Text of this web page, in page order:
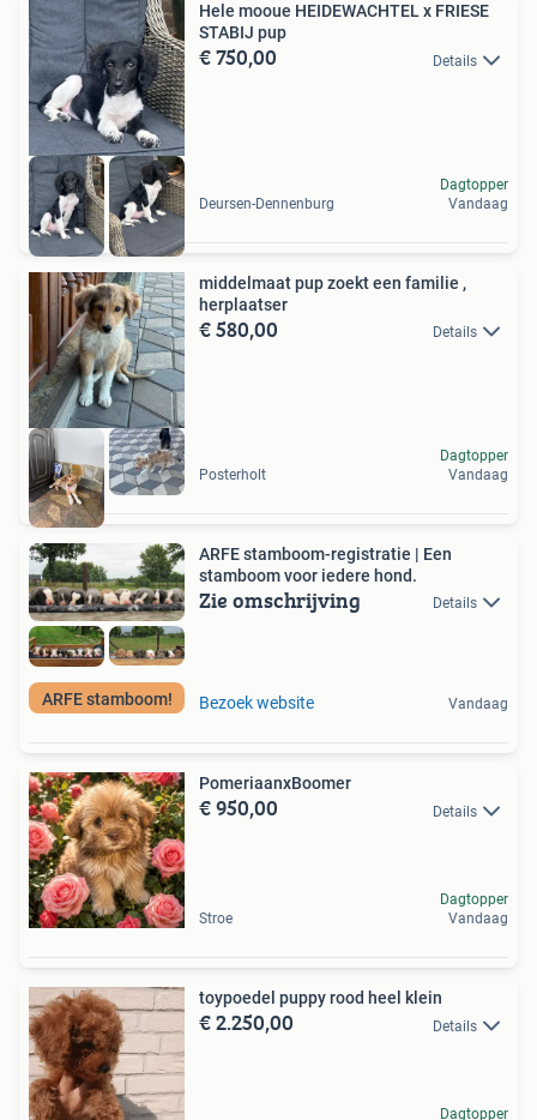
Hele mooue HEIDEWACHTEL x FRIESE
STABIJ pup
€ 750,00 Details
Deursen-Dennenburg
Dagtopper
Vandaag
middelmaat pup zoekt een familie ,
herplaatser
€ 580,00 Details
Posterholt
Dagtopper
Vandaag
ARFE stamboom!
ARFE stamboom-registratie | Een
stamboom voor iedere hond.
Zie omschrijving Details
Bezoek website Vandaag
PomeriaanxBoomer
€ 950,00 Details
Stroe
Dagtopper
Vandaag
toypoedel puppy rood heel klein
€ 2.250,00 Details
Dagtopper